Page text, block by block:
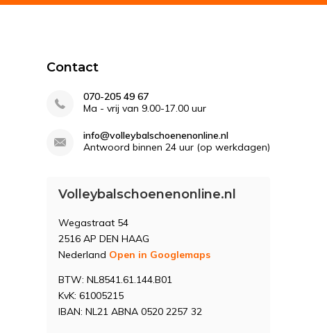
Contact
070-205 49 67
Ma - vrij van 9.00-17.00 uur
info@volleybalschoenenonline.nl
Antwoord binnen 24 uur (op werkdagen)
Volleybalschoenenonline.nl
Wegastraat 54
2516 AP DEN HAAG
Nederland Open in Googlemaps
BTW: NL8541.61.144.B01
KvK: 61005215
IBAN: NL21 ABNA 0520 2257 32